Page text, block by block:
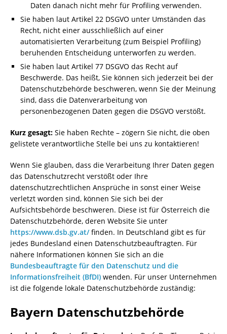
Daten danach nicht mehr für Profiling verwenden.
Sie haben laut Artikel 22 DSGVO unter Umständen das
Recht, nicht einer ausschließlich auf einer
automatisierten Verarbeitung (zum Beispiel Profiling)
beruhenden Entscheidung unterworfen zu werden.
Sie haben laut Artikel 77 DSGVO das Recht auf
Beschwerde. Das heißt, Sie können sich jederzeit bei der
Datenschutzbehörde beschweren, wenn Sie der Meinung
sind, dass die Datenverarbeitung von
personenbezogenen Daten gegen die DSGVO verstößt.
Kurz gesagt: Sie haben Rechte – zögern Sie nicht, die oben
gelistete verantwortliche Stelle bei uns zu kontaktieren!
Wenn Sie glauben, dass die Verarbeitung Ihrer Daten gegen
das Datenschutzrecht verstößt oder Ihre
datenschutzrechtlichen Ansprüche in sonst einer Weise
verletzt worden sind, können Sie sich bei der
Aufsichtsbehörde beschweren. Diese ist für Österreich die
Datenschutzbehörde, deren Website Sie unter
https://www.dsb.gv.at/finden. In Deutschland gibt es für
jedes Bundesland einen Datenschutzbeauftragten. Für
nähere Informationen können Sie sich an die
Bundesbeauftragte für den Datenschutz und die
Informationsfreiheit (BfDI) wenden. Für unser Unternehmen
ist die folgende lokale Datenschutzbehörde zuständig:
Bayern Datenschutzbehörde